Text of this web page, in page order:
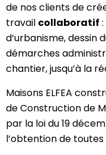
de nos clients de
travail collaboratif
d’urbanisme, dessin
démarches
chantier, jusqu’à la
Maisons ELFEA
de Construction de
par la loi du 19
l’obtention de